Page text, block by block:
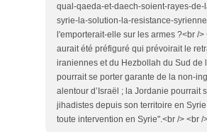
qual-qaeda-et-daech-soient-rayes-
syrie-la-solution-la-resistance-
l'emporterait-elle sur les armes ?<br />
aurait été préfiguré qui prévoirait le
iraniennes et du Hezbollah du Sud de
pourrait se porter garante de la non-
alentour d’Israël ; la Jordanie pourrait
jihadistes depuis son territoire en
toute intervention en Syrie".<br /> <br /